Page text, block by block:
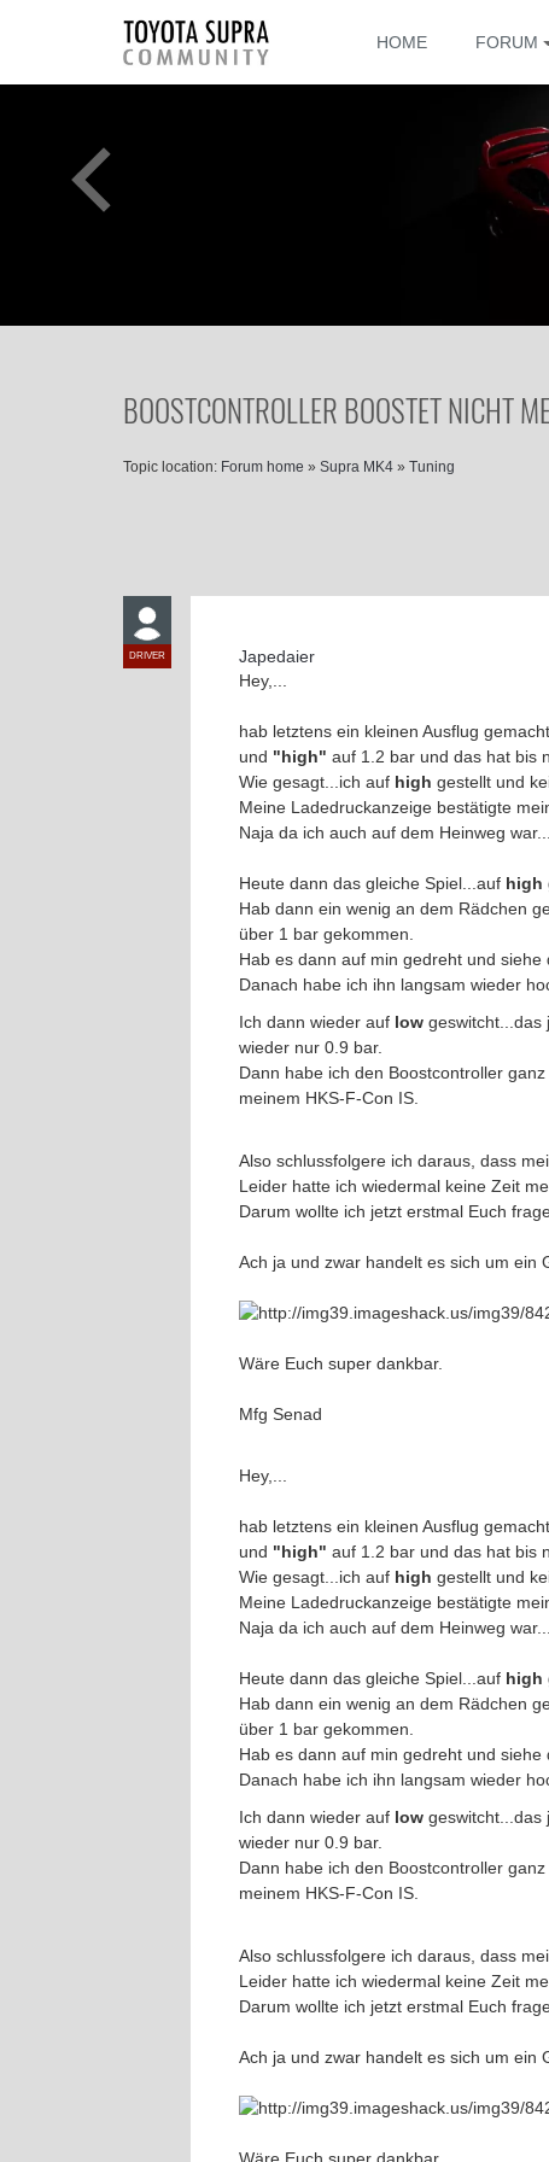
HOME FORUM
BOOSTCONTROLLER BOOSTET NICHT
Topic location: Forum home » Supra MK4 » Tuning
DRIVER Japedaier
Hey,...
hab letztens ein kleinen Ausflug
und "high" auf 1.2 bar und das hat bis
Wie gesagt...ich auf high gestellt und
Meine Ladedruckanzeige bestätigte
Naja da ich auch auf dem Heinweg
Heute dann das gleiche Spiel...auf high
Hab dann ein wenig an dem Rädchen
über 1 bar gekommen.
Hab es dann auf min gedreht und siehe
Danach habe ich ihn langsam wieder
Ich dann wieder auf low geswitcht...das
wieder nur 0.9 bar.
Dann habe ich den Boostcontroller
meinem HKS-F-Con IS.
Also schlussfolgere ich daraus, dass
Leider hatte ich wiedermal keine Zeit
Darum wollte ich jetzt erstmal Euch
Ach ja und zwar handelt es sich um ein
Wäre Euch super dankbar.
Mfg Senad
Hey,...
hab letztens ein kleinen Ausflug
und "high" auf 1.2 bar und das hat bis
Wie gesagt...ich auf high gestellt und
Meine Ladedruckanzeige bestätigte
Naja da ich auch auf dem Heinweg
Heute dann das gleiche Spiel...auf high
Hab dann ein wenig an dem Rädchen
über 1 bar gekommen.
Hab es dann auf min gedreht und siehe
Danach habe ich ihn langsam wieder
Ich dann wieder auf low geswitcht...das
wieder nur 0.9 bar.
Dann habe ich den Boostcontroller
meinem HKS-F-Con IS.
Also schlussfolgere ich daraus, dass
Leider hatte ich wiedermal keine Zeit
Darum wollte ich jetzt erstmal Euch
Ach ja und zwar handelt es sich um ein